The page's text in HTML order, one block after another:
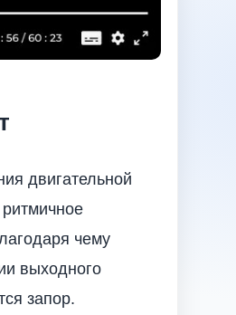
двигательной
чему
выходного
запор.